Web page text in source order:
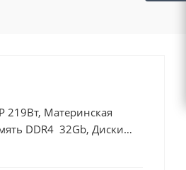
219Вт, Материнская
DDR4 32Gb, Диски